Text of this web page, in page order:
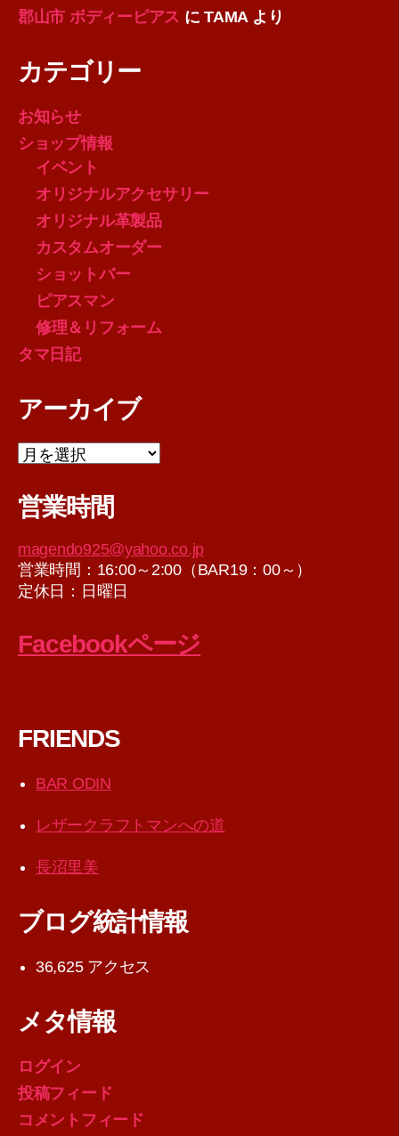
郡山市 ボディーピアス にTAMAより
カテゴリー
お知らせ
ショップ情報
イベント
オリジナルアクセサリー
オリジナル革製品
カスタムオーダー
ショットバー
ピアスマン
修理＆リフォーム
タマ日記
アーカイブ
ア
イ
営業時間
magendo925@yahoo.co.jp
営業時間：16:00～2:00（BAR19：00～）
定休日：日曜日
Facebookページ
FRIENDS
BAR ODIN
レザークラフトマンへの道
長沼里美
ブログ統計情報
36,625 アクセス
メタ情報
ログイン
投稿フィード
コメントフィード